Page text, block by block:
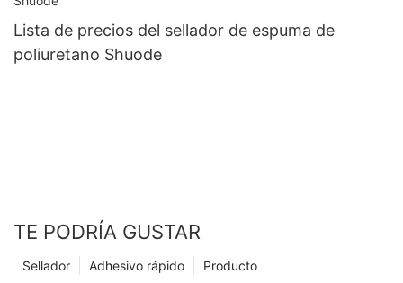
Lista de precios del sellador de espuma de
poliuretano Shuode
TE PODRÍA GUSTAR
Producto
Adhesivo rápido
Sellador